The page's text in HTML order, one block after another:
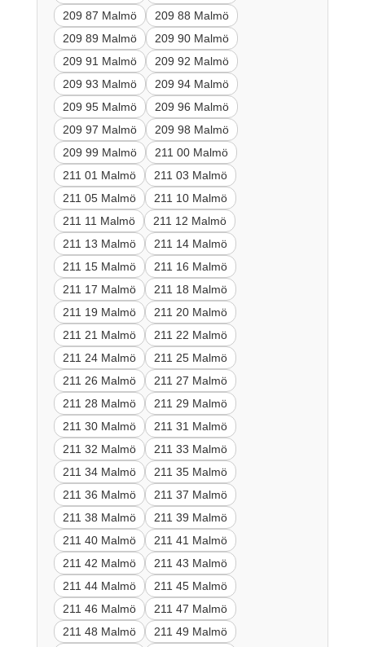
209 87 Malmö
209 88 Malmö
209 89 Malmö
209 90 Malmö
209 91 Malmö
209 92 Malmö
209 93 Malmö
209 94 Malmö
209 95 Malmö
209 96 Malmö
209 97 Malmö
209 98 Malmö
209 99 Malmö
211 00 Malmö
211 01 Malmö
211 03 Malmö
211 05 Malmö
211 10 Malmö
211 11 Malmö
211 12 Malmö
211 13 Malmö
211 14 Malmö
211 15 Malmö
211 16 Malmö
211 17 Malmö
211 18 Malmö
211 19 Malmö
211 20 Malmö
211 21 Malmö
211 22 Malmö
211 24 Malmö
211 25 Malmö
211 26 Malmö
211 27 Malmö
211 28 Malmö
211 29 Malmö
211 30 Malmö
211 31 Malmö
211 32 Malmö
211 33 Malmö
211 34 Malmö
211 35 Malmö
211 36 Malmö
211 37 Malmö
211 38 Malmö
211 39 Malmö
211 40 Malmö
211 41 Malmö
211 42 Malmö
211 43 Malmö
211 44 Malmö
211 45 Malmö
211 46 Malmö
211 47 Malmö
211 48 Malmö
211 49 Malmö